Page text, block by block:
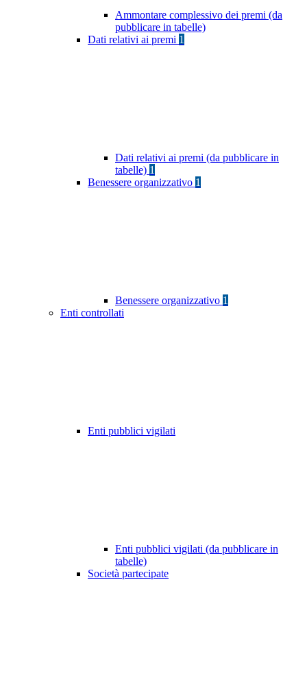
Ammontare complessivo dei premi (da
pubblicare in tabelle)
Dati relativi ai premi 1
Dati relativi ai premi (da pubblicare in
tabelle) 1
Benessere organizzativo 1
Benessere organizzativo 1
Enti controllati
Enti pubblici vigilati
Enti pubblici vigilati (da pubblicare in
tabelle)
Società partecipate